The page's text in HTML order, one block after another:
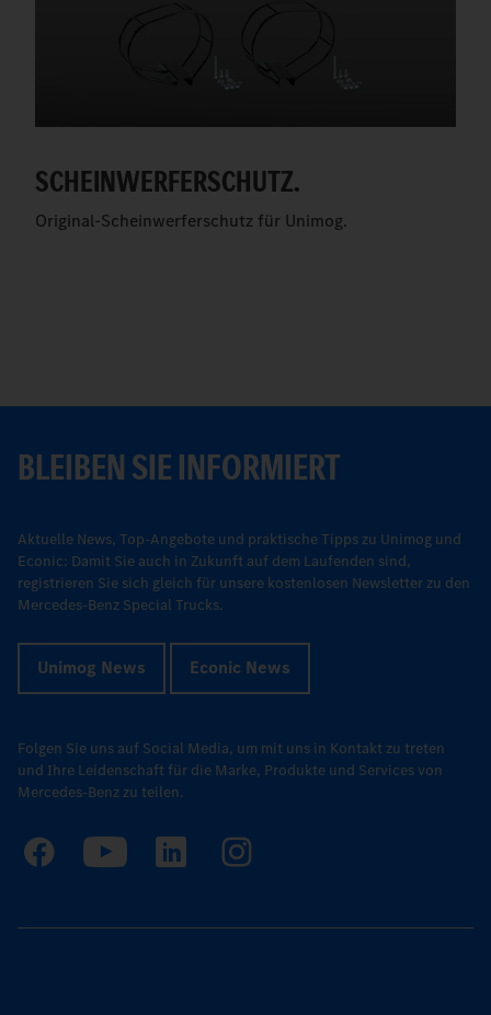
SCHEINWERFERSCHUTZ.
Original-Scheinwerferschutz für Unimog.
BLEIBEN SIE INFORMIERT
Aktuelle News, Top-Angebote und praktische Tipps zu Unimog und
Econic: Damit Sie auch in Zukunft auf dem Laufenden sind,
registrieren Sie sich gleich für unsere kostenlosen Newsletter zu den
Mercedes-Benz Special Trucks.
Unimog News Econic News
Folgen Sie uns auf Social Media, um mit uns in Kontakt zu treten
und Ihre Leidenschaft für die Marke, Produkte und Services von
Mercedes-Benz zu teilen.